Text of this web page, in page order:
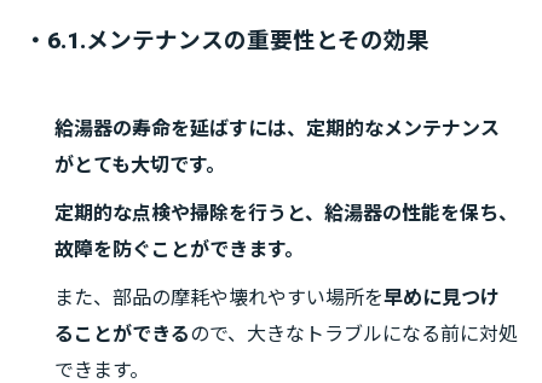
・6.1.メンテナンスの重要性とその効果
給湯器の寿命を延ばすには、定期的なメンテナンス
がとても大切です。
定期的な点検や掃除を行うと、給湯器の性能を保ち、
故障を防ぐことができます。
また、部品の摩耗や壊れやすい場所を早めに見つけ
ることができるので、大きなトラブルになる前に対処
できます。